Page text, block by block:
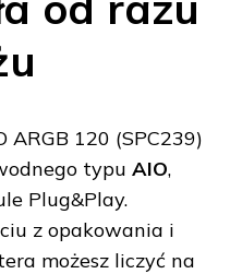
ARGB 120 (SPC239)
typu AIO,
Plug&Play.
z opakowania i
możesz liczyć na